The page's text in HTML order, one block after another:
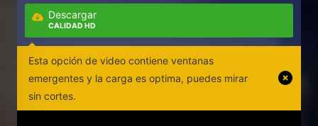
Descargar
CALIDAD HD
Esta opción de video contiene ventanas
emergentes y la carga es optima, puedes mirar
sin cortes.